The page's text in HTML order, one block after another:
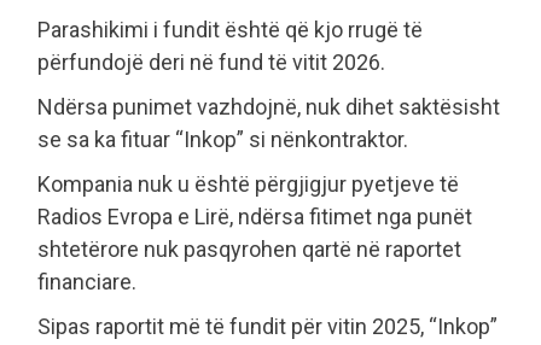
Parashikimi i fundit është që kjo rrugë të
përfundojë deri në fund të vitit 2026.
Ndërsa punimet vazhdojnë, nuk dihet saktësisht
se sa ka fituar “Inkop” si nënkontraktor.
Kompania nuk u është përgjigjur pyetjeve të
Radios Evropa e Lirë, ndërsa fitimet nga punët
shtetërore nuk pasqyrohen qartë në raportet
financiare.
Sipas raportit më të fundit për vitin 2025, “Inkop”